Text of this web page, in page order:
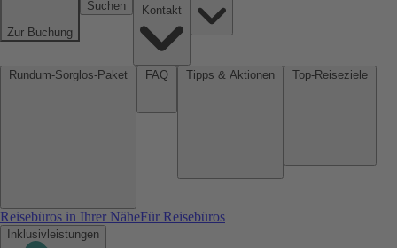
Zur Buchung
Suchen
Reisebüros in Ihrer NäheFür Reisebüros
Inklusivleistungen